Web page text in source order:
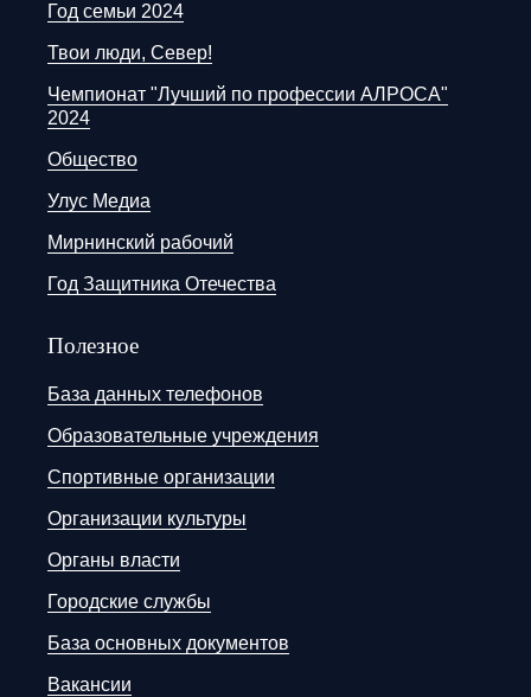
Год семьи 2024
Твои люди, Север!
Чемпионат "Лучший по профессии АЛРОСА"
2024
Общество
Улус Медиа
Мирнинский рабочий
Год Защитника Отечества
Полезное
База данных телефонов
Образовательные учреждения
Спортивные организации
Организации культуры
Органы власти
Городские службы
База основных документов
Вакансии